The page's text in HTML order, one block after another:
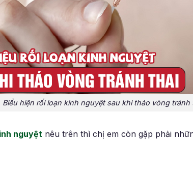
Biểu hiện rối loạn kinh nguyệt sau khi tháo vòng tránh
nguyệt nêu trên thì chị em còn gặp phải